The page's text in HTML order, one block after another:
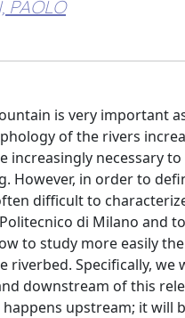
PAOLO
is very important
of the rivers
increasingly necessary
However, in order to
difficult to
di Milano and
to study more easily
Specifically,
downstream of this
upstream; it will